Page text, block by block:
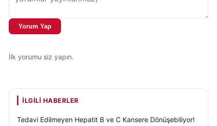
Yorum Yap
İlk yorumu siz yapın.
İLGILI HABERLER
Tedavi Edilmeyen Hepatit B ve C Kansere Dönüşebiliyor!